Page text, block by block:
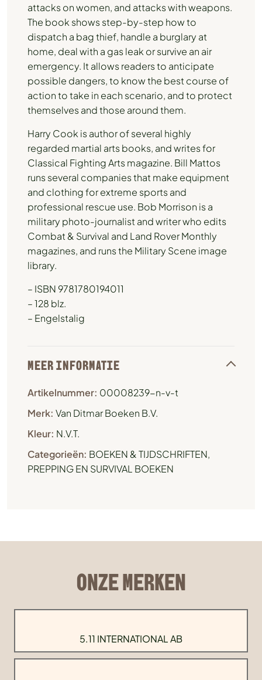
attacks on women, and attacks with weapons.
The book shows step-by-step how to
dispatch a bag thief, handle a burglary at
home, deal with a gas leak or survive an air
emergency. It allows readers to anticipate
possible dangers, to know the best course of
action to take in each scenario, and to protect
themselves and those around them.
Harry Cook is author of several highly
regarded martial arts books, and writes for
Classical Fighting Arts magazine. Bill Mattos
runs several companies that make equipment
and clothing for extreme sports and
professional rescue use. Bob Morrison is a
military photo-journalist and writer who edits
Combat & Survival and Land Rover Monthly
magazines, and runs the Military Scene image
library.
– ISBN 9781780194011
– 128 blz.
– Engelstalig
MEER INFORMATIE
Artikelnummer: 00008239-n-v-t
Merk: Van Ditmar Boeken B.V.
Kleur: N.V.T.
Categorieën: BOEKEN & TIJDSCHRIFTEN,
PREPPING EN SURVIVAL BOEKEN
ONZE MERKEN
5.11 INTERNATIONAL AB